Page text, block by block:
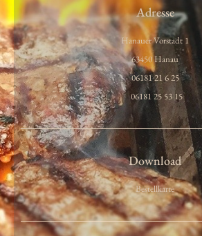
Adresse
Hanauer Vorstadt 1
63450 Hanau
06181 21 6 25
06181 25 53 15
Download
Bestellkarte